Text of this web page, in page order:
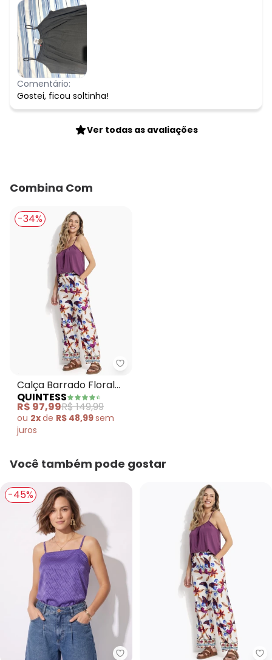
Comentário:
Gostei, ficou soltinha!
Ver todas as avaliações
Combina Com
-34%
Quintess - Calça Barrado Floral
Calça Barrado Floral
em Malha Fria
QUINTESS
R$ 97,99R$ 149,99
ou 2xde R$ 48,99sem
juros
Você também pode gostar
-45%